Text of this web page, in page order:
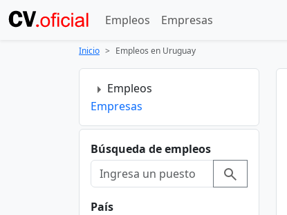
Empleos Empresas
Inicio Empleos en Uruguay
Empleos
Empresas
Búsqueda de empleos
País